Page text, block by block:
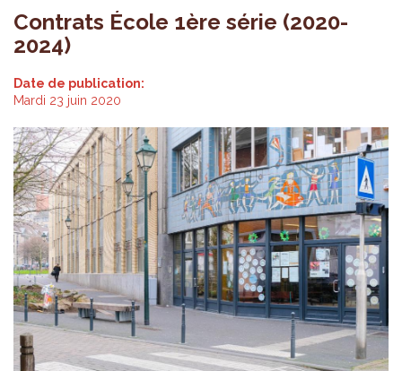
Contrats École 1ère série (2020-
2024)
Date de publication:
Mardi 23 juin 2020